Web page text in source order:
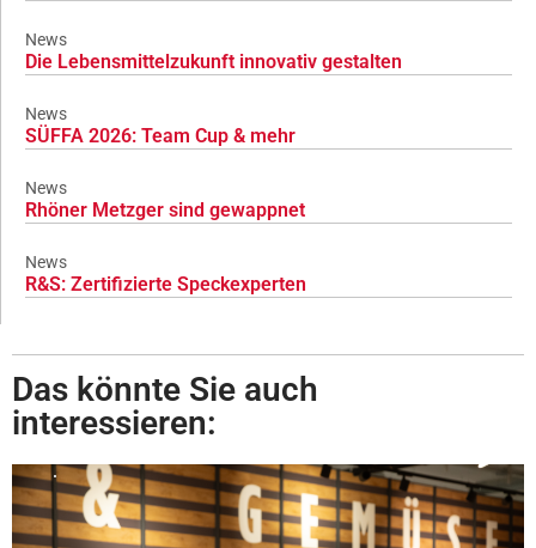
News
Die Lebensmittelzukunft innovativ gestalten
News
SÜFFA 2026: Team Cup & mehr
News
Rhöner Metzger sind gewappnet
News
R&S: Zertifizierte Speckexperten
Das könnte Sie auch
interessieren: